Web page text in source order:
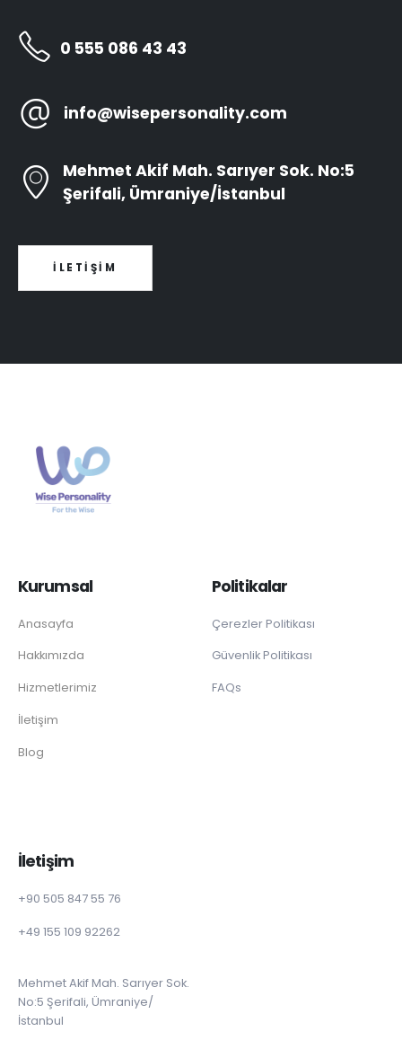
0 555 086 43 43
info@wisepersonality.com
Mehmet Akif Mah. Sarıyer Sok. No:5
Şerifali, Ümraniye/İstanbul
İLETİŞİM
Kurumsal
Anasayfa
Hakkımızda
Hizmetlerimiz
İletişim
Blog
Politikalar
Çerezler Politikası
Güvenlik Politikası
FAQs
İletişim
+90 505 847 55 76
+49 155 109 92262
Mehmet Akif Mah. Sarıyer Sok.
No:5 Şerifali, Ümraniye/
İstanbul